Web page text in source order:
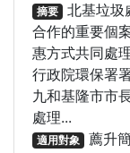
摘要 北基垃圾
合作的重要個
惠方式共同處
行政院環保署
九和基隆市市
處理...
適用對象 薦升